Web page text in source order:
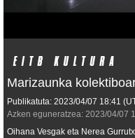
Marizaunka
Publikatuta: 2023/04/07 18:41
Azken eguneratzea: 2023/04/07
Oihana Vesgak eta Nerea